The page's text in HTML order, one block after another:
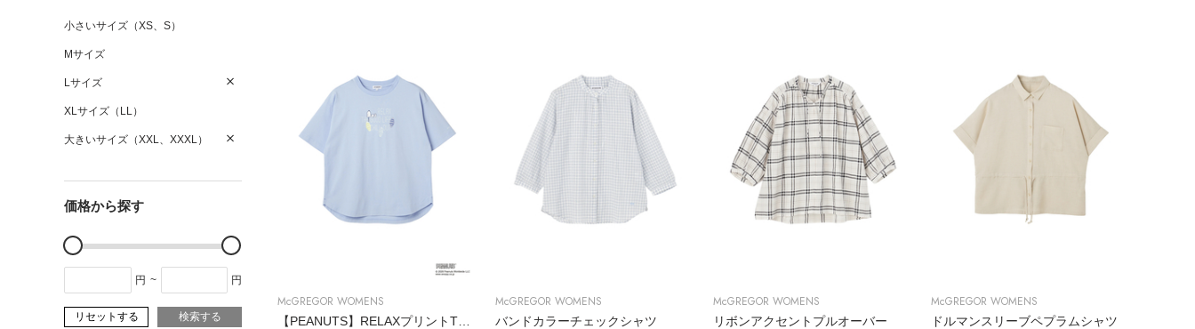
小さいサイズ（XS、S）
Mサイズ
Lサイズ
XLサイズ（LL）
大きいサイズ（XXL、XXXL）
価格から探す
円 ~ 円
リセットする 検索する
McGREGOR WOMENS McGREGOR WOMENS
バンドカラーチェックシャツ
McGREGOR WOMENS
リボンアクセントプルオーバー
McGREGOR WOMENS
ドルマンスリーブペプラムシャツ